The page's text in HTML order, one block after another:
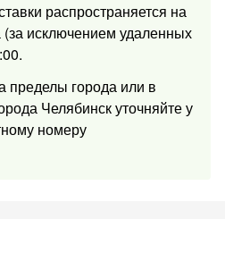
распространяется на
(за исключением удаленных
.
пределы города или в
Челябинск уточняйте у
номеру